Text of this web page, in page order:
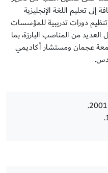
إلى تعليم اللغة الإنجليزية
دورات تدريبية للمؤسسات
من المناصب البارزة، بما
عجمان ومستشار أكاديمي